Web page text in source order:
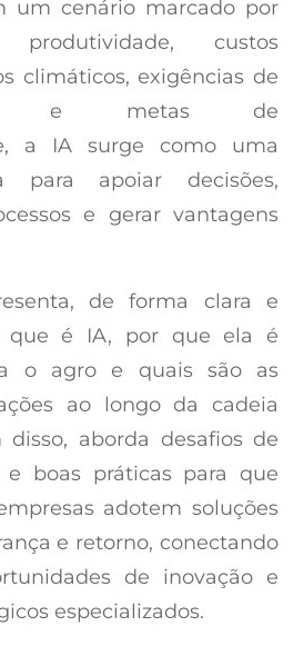
um cenário marcado por
custos
climáticos, exigências de
e metas de
a IA surge como uma
para apoiar decisões,
e gerar vantagens
de forma clara e
que é IA, por que ela é
o agro e quais são as
ao longo da cadeia
disso, aborda desafios de
e boas práticas para que
adotem soluções
e retorno, conectando
de inovação e
especializados.